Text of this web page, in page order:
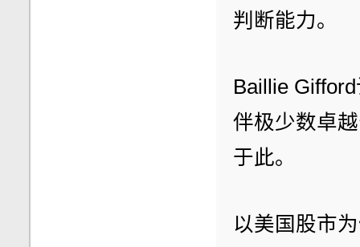
判断能力。
Baillie
伴极少数卓
于此。
以美国股市